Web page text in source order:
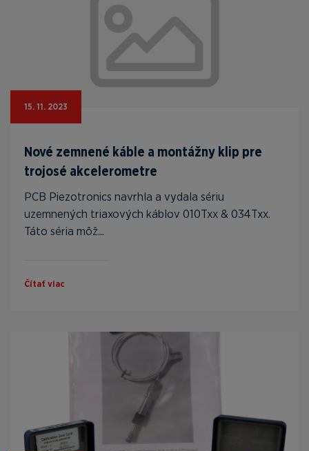
15. 11. 2023
Nové zemnené káble a montážny klip pre
trojosé akcelerometre
PCB Piezotronics navrhla a vydala sériu
uzemnených triaxových káblov 010Txx & 034Txx.
Táto séria môž...
Čítať viac